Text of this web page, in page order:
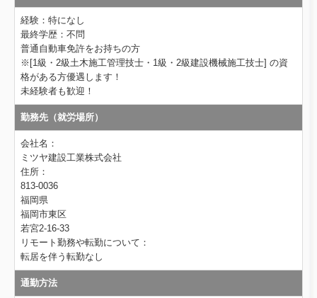
経験：特になし
最終学歴：不問
普通自動車免許をお持ちの方
※[1級・2級土木施工管理技士・1級・2級建設機械施工技士] の資
格がある方優遇します！
未経験者も歓迎！
勤務先（就労場所）
会社名：
ミツヤ建設工業株式会社
住所：
813-0036
福岡県
福岡市東区
若宮2-16-33
リモート勤務や転勤について：
転居を伴う転勤なし
通勤方法